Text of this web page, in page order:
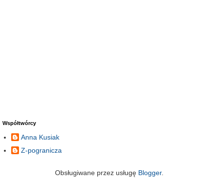
Współtwórcy
Anna Kusiak
Z-pogranicza
Obsługiwane przez usługę Blogger.